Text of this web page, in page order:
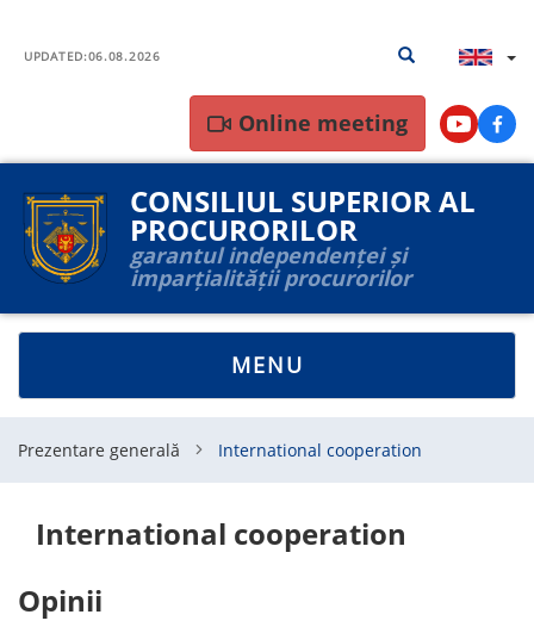
UPDATED:06.08.2026
Search
results
Search results
Online meeting Youtube
CONSILIUL SUPERIOR AL
PROCURORILOR
garantul independenței și
imparțialității procurorilor
TOGGLE
NAVIGATION
MENU
Prezentare generală International cooperation
International cooperation
Opinii